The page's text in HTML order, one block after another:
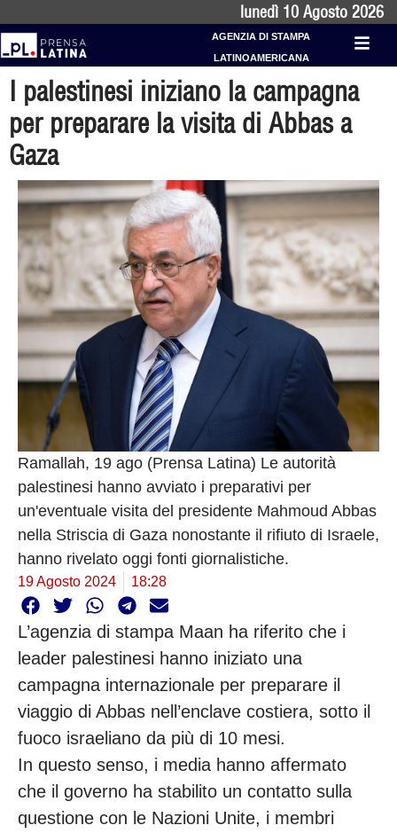
lunedì 10 Agosto 2026
AGENZIA DI STAMPA
LATINOAMERICANA
I palestinesi iniziano la campagna
per preparare la visita di Abbas a
Gaza
Ramallah, 19 ago (Prensa Latina) Le autorità
palestinesi hanno avviato i preparativi per
un'eventuale visita del presidente Mahmoud Abbas
nella Striscia di Gaza nonostante il rifiuto di Israele,
hanno rivelato oggi fonti giornalistiche.
19 Agosto 2024 18:28
L’agenzia di stampa Maan ha riferito che i
leader palestinesi hanno iniziato una
campagna internazionale per preparare il
viaggio di Abbas nell’enclave costiera, sotto il
fuoco israeliano da più di 10 mesi.
In questo senso, i media hanno affermato
che il governo ha stabilito un contatto sulla
questione con le Nazioni Unite, i membri